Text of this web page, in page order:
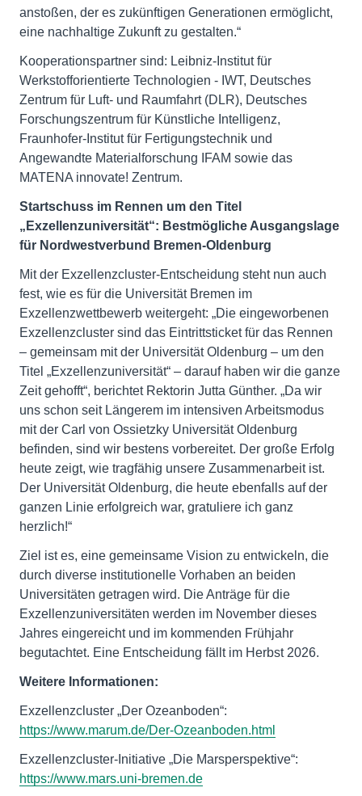
anstoßen, der es zukünftigen Generationen ermöglicht,
eine nachhaltige Zukunft zu gestalten.“
Kooperationspartner sind: Leibniz-Institut für
Werkstofforientierte Technologien - IWT, Deutsches
Zentrum für Luft- und Raumfahrt (DLR), Deutsches
Forschungszentrum für Künstliche Intelligenz,
Fraunhofer-Institut für Fertigungstechnik und
Angewandte Materialforschung IFAM sowie das
MATENA innovate! Zentrum.
Startschuss im Rennen um den Titel
„Exzellenzuniversität“: Bestmögliche Ausgangslage
für Nordwestverbund Bremen-Oldenburg
Mit der Exzellenzcluster-Entscheidung steht nun auch
fest, wie es für die Universität Bremen im
Exzellenzwettbewerb weitergeht: „Die eingeworbenen
Exzellenzcluster sind das Eintrittsticket für das Rennen
– gemeinsam mit der Universität Oldenburg – um den
Titel „Exzellenzuniversität“ – darauf haben wir die ganze
Zeit gehofft“, berichtet Rektorin Jutta Günther. „Da wir
uns schon seit Längerem im intensiven Arbeitsmodus
mit der Carl von Ossietzky Universität Oldenburg
befinden, sind wir bestens vorbereitet. Der große Erfolg
heute zeigt, wie tragfähig unsere Zusammenarbeit ist.
Der Universität Oldenburg, die heute ebenfalls auf der
ganzen Linie erfolgreich war, gratuliere ich ganz
herzlich!“
Ziel ist es, eine gemeinsame Vision zu entwickeln, die
durch diverse institutionelle Vorhaben an beiden
Universitäten getragen wird. Die Anträge für die
Exzellenzuniversitäten werden im November dieses
Jahres eingereicht und im kommenden Frühjahr
begutachtet. Eine Entscheidung fällt im Herbst 2026.
Weitere Informationen:
Exzellenzcluster „Der Ozeanboden“:
https://www.marum.de/Der-Ozeanboden.html
Exzellenzcluster-Initiative „Die Marsperspektive“:
https://www.mars.uni-bremen.de